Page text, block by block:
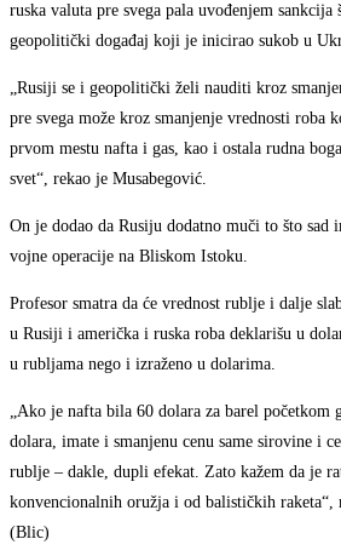
ruska valuta pre svega pala uvođenjem
geopolitički događaj koji je inicirao sukob u
„Rusiji se i geopolitički želi nauditi kroz
pre svega može kroz smanjenje vrednosti roba
prvom mestu nafta i gas, kao i ostala rudna
svet“, rekao je Musabegović.
On je dodao da Rusiju dodatno muči to što sad
vojne operacije na Bliskom Istoku.
Profesor smatra da će vrednost rublje i dalje
u Rusiji i američka i ruska roba deklarišu u
u rubljama nego i izraženo u dolarima.
„Ako je nafta bila 60 dolara za barel početkom
dolara, imate i smanjenu cenu same sirovine i
rublje – dakle, dupli efekat. Zato kažem da je
konvencionalnih oružja i od balističkih raketa“,
(Blic)